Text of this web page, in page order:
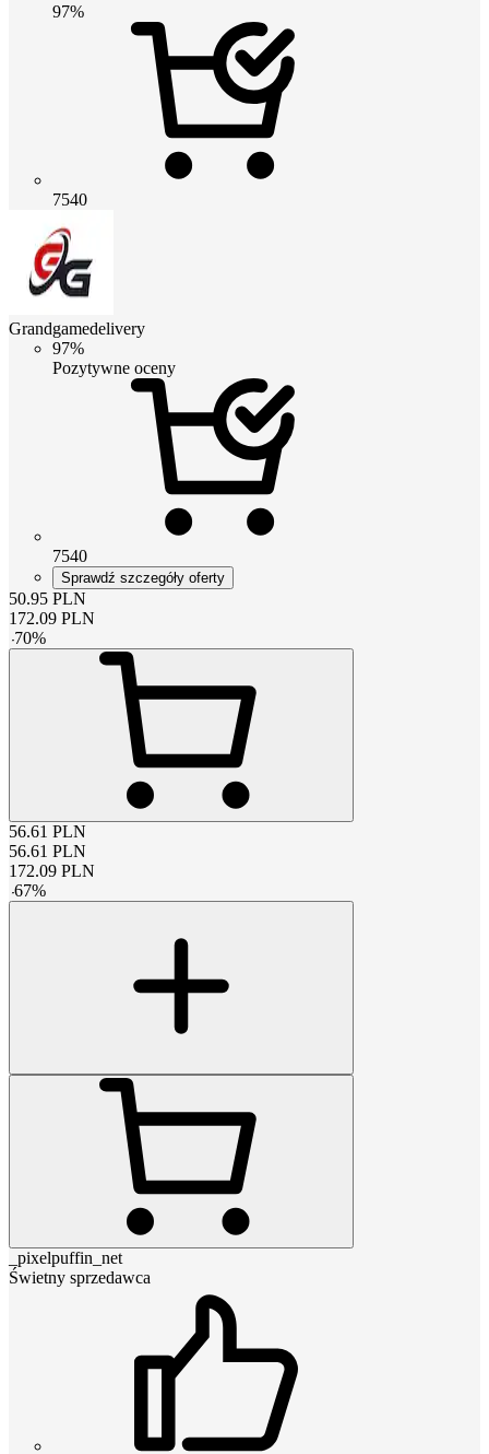
97%
7540
Grandgamedelivery
97%
Pozytywne oceny
7540
Sprawdź szczegóły oferty
50.95 PLN
172.09 PLN
-70%
56.61 PLN
56.61 PLN
172.09 PLN
-67%
_pixelpuffin_net
Świetny sprzedawca